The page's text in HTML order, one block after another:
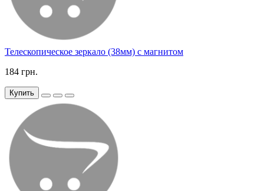
Телескопическое зеркало (38мм) с магнитом
184 грн.
Купить